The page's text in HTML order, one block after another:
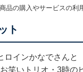
品の購入やサービスの利
ト
ロインかなでさん
笑いトリオ・3時